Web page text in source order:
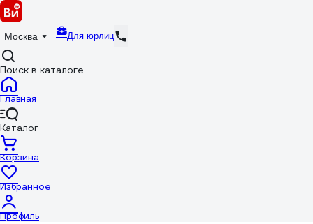
Москва Для юрлиц
Поиск в каталоге
Главная
Каталог
Корзина
Избранное
Профиль